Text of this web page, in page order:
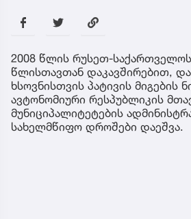
2008 წლის რუსეთ-
წლისთავთან დაკავშირებით,
ხსოვნისთვის პატივის მიგების
ავტონომიური რესპუბლიკის
მუნიციპალიტეტების
სახელმწიფო დროშები დაეშვა.